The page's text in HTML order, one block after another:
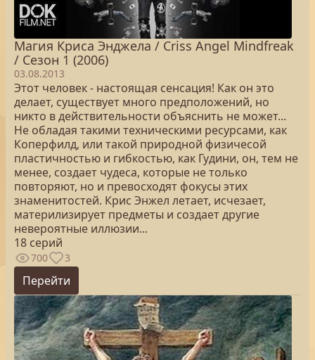
Магия Криса Энджела / Criss Angel Mindfreak
/ Сезон 1 (2006)
03.08.2013
Этот человек - настоящая сенсация! Как он это
делает, существует много предположений, но
никто в действительности объяснить не может...
Не обладая такими техническими ресурсами, как
Коперфилд, или такой природной физичесой
пластичностью и гибкостью, как Гудини, он, тем не
менее, создает чудеса, которые не только
повторяют, но и превосходят фокусы этих
знаменитостей. Крис Энжел летает, исчезает,
материлизирует предметы и создает другие
невероятные иллюзии...
18 серий
700 3
Перейти